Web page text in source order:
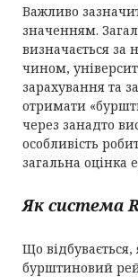
Важливо
значенням.
визначається
чином,
зарахування та
отримати
через занадто
особливість
загальна оцінка
Як система
Що
бурштиновий